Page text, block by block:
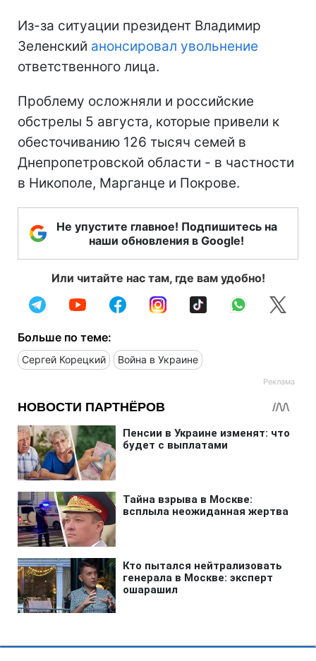
Из-за ситуации президент Владимир
Зеленский анонсировал увольнение
ответственного лица.
Проблему осложняли и российские
обстрелы 5 августа, которые привели к
обесточиванию 126 тысяч семей в
Днепропетровской области - в частности
в Никополе, Марганце и Покрове.
Не упустите главное! Подпишитесь на
наши обновления в Google!
Или читайте нас там, где вам удобно!
Больше по теме:
Сергей Корецкий Война в Украине